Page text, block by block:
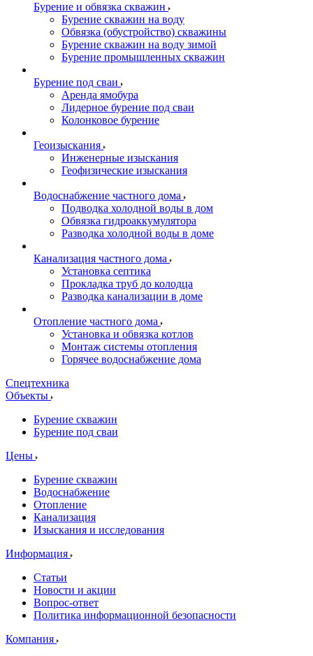
Бурение и обвязка скважин
Бурение скважин на воду
Обвязка (обустройство) скважины
Бурение скважин на воду зимой
Бурение промышленных скважин
Бурение под сваи
Аренда ямобура
Лидерное бурение под сваи
Колонковое бурение
Геоизыскания
Инженерные изыскания
Геофизические изыскания
Водоснабжение частного дома
Подводка холодной воды в дом
Обвязка гидроаккумулятора
Разводка холодной воды в доме
Канализация частного дома
Установка септика
Прокладка труб до колодца
Разводка канализации в доме
Отопление частного дома
Установка и обвязка котлов
Монтаж системы отопления
Горячее водоснабжение дома
Спецтехника
Объекты
Бурение скважин
Бурение под сваи
Цены
Бурение скважин
Водоснабжение
Отопление
Канализация
Изыскания и исследования
Информация
Статьи
Новости и акции
Вопрос-ответ
Политика информационной безопасности
Компания